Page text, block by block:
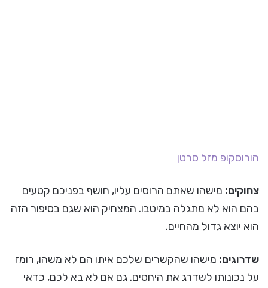
הורוסקופ מזל סרטן
צחוקים: מישהו שאתם הרוסים עליו, חושף בפניכם קטעים
בהם הוא לא מתגלה במיטבו. המצחיק הוא שגם בסיפור הזה
הוא יוצא גדול מהחיים.
שדרוגים: מישהו שהקשרים שלכם איתו הם לא משהו, רומז
על נכונותו לשדרג את היחסים. גם אם לא בא לכם, כדאי